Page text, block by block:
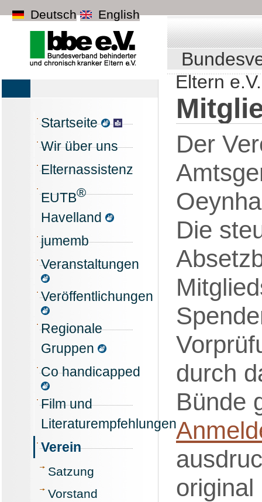
Deutsch English
Eltern e.V.
Startseite
Wir über uns
Elternassistenz
EUTB®
Havelland
jumemb
Veranstaltungen
Veröffentlichungen
Regionale
Gruppen
Co handicapped
Film und
Literaturempfehlungen
Verein
Satzung
Vorstand
Der
Die
durch
Bünde
original